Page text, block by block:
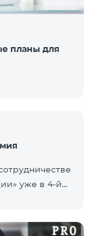
планы для
уже в 4-й
и